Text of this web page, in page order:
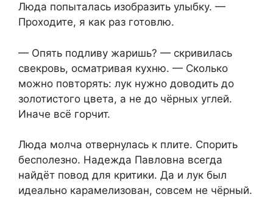
Люда попыталась изобразить улыбку. —
Проходите, я как раз готовлю.
— Опять подливу жаришь? — скривилась
свекровь, осматривая кухню. — Сколько
можно повторять: лук нужно доводить до
золотистого цвета, а не до чёрных углей.
Иначе всё горчит.
Люда молча отвернулась к плите. Спорить
бесполезно. Надежда Павловна всегда
найдёт повод для критики. Да и лук был
идеально карамелизован, совсем не чёрный.